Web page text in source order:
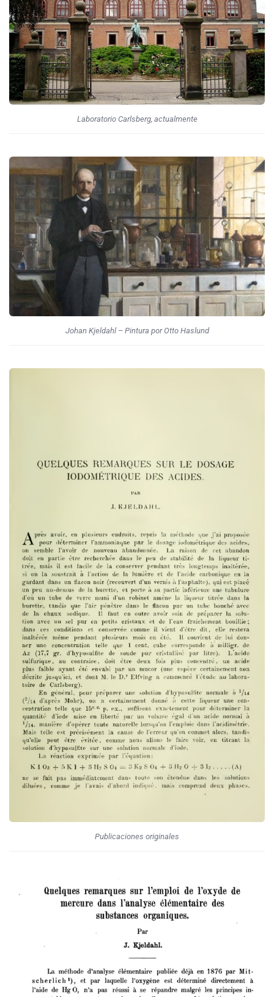
Laboratorio Carlsberg, actualmente
Johan Kjeldahl – Pintura por Otto Haslund
Publicaciones originales